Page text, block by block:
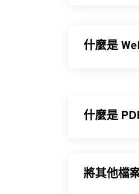
什麼是
如何開啟
什麼是
何裝置或作業
將其他檔